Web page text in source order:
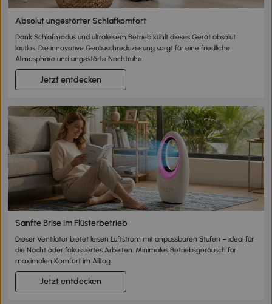
Absolut ungestörter Schlafkomfort
Dank Schlafmodus und ultraleisem Betrieb kühlt dieses Gerät absolut
lautlos. Die innovative Geräuschreduzierung sorgt für eine friedliche
Atmosphäre und ungestörte Nachtruhe.
Jetzt entdecken
Sanfte Brise im Flüsterbetrieb
Dieser Ventilator bietet leisen Luftstrom mit anpassbaren Stufen – ideal für
die Nacht oder fokussiertes Arbeiten. Minimales Betriebsgeräusch für
maximalen Komfort im Alltag.
Jetzt entdecken